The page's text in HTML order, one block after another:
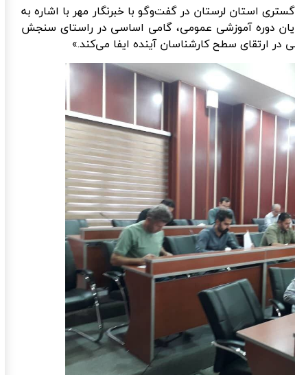
استان لرستان در گفت‌وگو با خبرنگار مهر با اشاره به
دوره آموزشی عمومی، گامی اساسی در راستای سنجش
ارتقای سطح کارشناسان آینده ایفا می‌کند.»